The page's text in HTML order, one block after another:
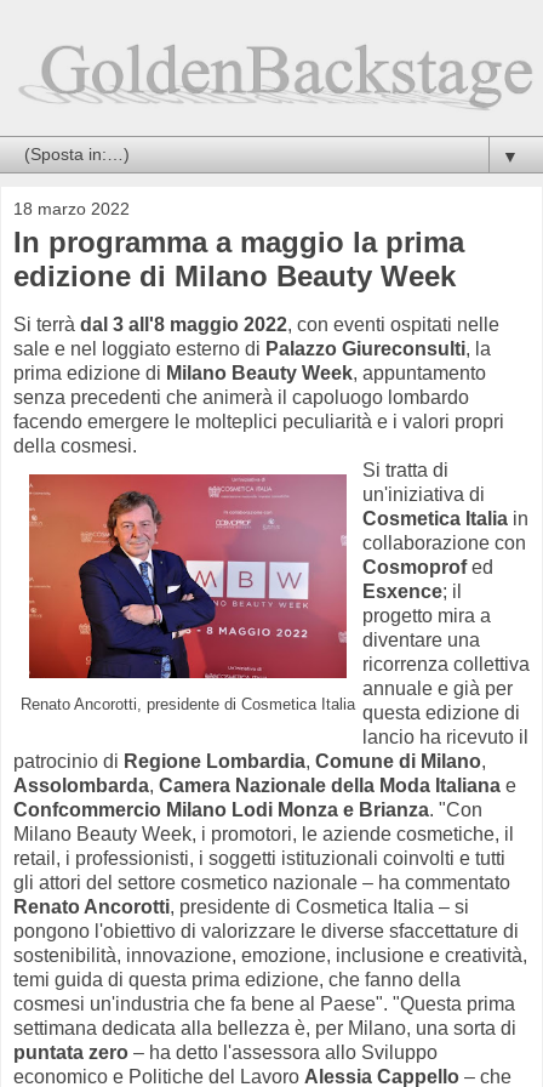
▼
18 marzo 2022
In programma a maggio la prima
edizione di Milano Beauty Week
Si terrà dal 3 all'8 maggio 2022, con eventi ospitati nelle
sale e nel loggiato esterno di Palazzo Giureconsulti, la
prima edizione di Milano Beauty Week, appuntamento
senza precedenti che animerà il capoluogo lombardo
facendo emergere le molteplici peculiarità e i valori propri
della cosmesi.
Renato Ancorotti, presidente di Cosmetica Italia
Si tratta di
un'iniziativa di
Cosmetica Italia in
collaborazione con
Cosmoprofed
Esxence; il
progetto mira a
diventare una
ricorrenza collettiva
annuale e già per
questa edizione di
lancio ha ricevuto il
patrocinio di Regione Lombardia, Comune di Milano,
Assolombarda, Camera Nazionale della Moda Italiana e
Confcommercio Milano Lodi Monza e Brianza. "Con
Milano Beauty Week, i promotori, le aziende cosmetiche, il
retail, i professionisti, i soggetti istituzionali coinvolti e tutti
gli attori del settore cosmetico nazionale – ha commentato
Renato Ancorotti, presidente di Cosmetica Italia – si
pongono l'obiettivo di valorizzare le diverse sfaccettature di
sostenibilità, innovazione, emozione, inclusione e creatività,
temi guida di questa prima edizione, che fanno della
cosmesi un'industria che fa bene al Paese". "Questa prima
settimana dedicata alla bellezza è, per Milano, una sorta di
puntata zero – ha detto l'assessora allo Sviluppo
economico e Politiche del Lavoro Alessia Cappello – che